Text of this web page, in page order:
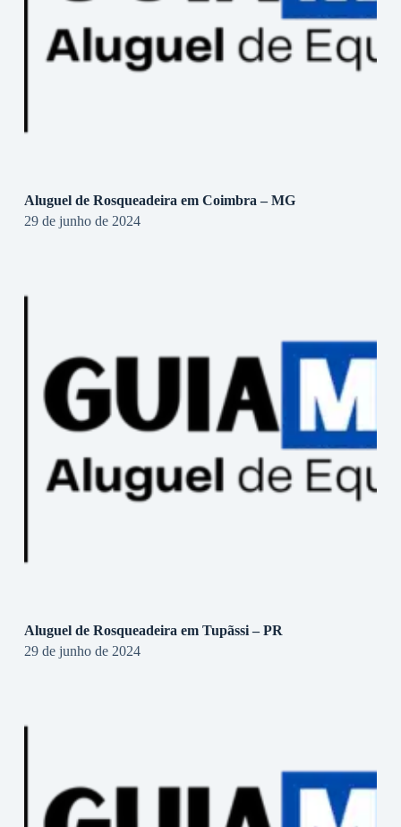
Aluguel de Rosqueadeira em Coimbra – MG
29 de junho de 2024
Aluguel de Rosqueadeira em Tupãssi – PR
29 de junho de 2024